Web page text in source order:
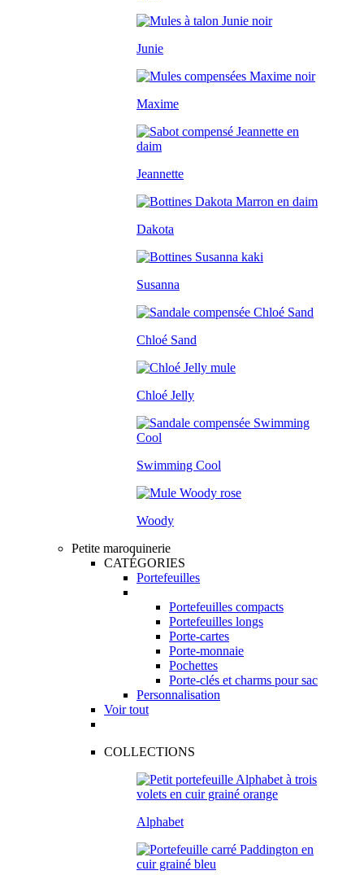
Junie
Maxime
Jeannette
Dakota
Susanna
Chloé Sand
Chloé Jelly
Swimming Cool
Woody
Petite maroquinerie
CATÉGORIES
Portefeuilles
Portefeuilles compacts
Portefeuilles longs
Porte-cartes
Porte-monnaie
Pochettes
Porte-clés et charms pour sac
Personnalisation
Voir tout
COLLECTIONS
Alphabet